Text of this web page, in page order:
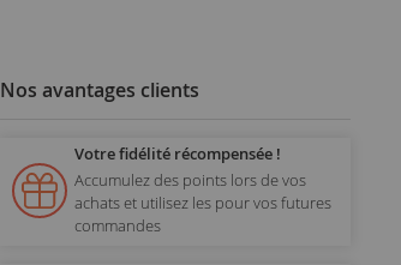
Nos avantages clients
Votre fidélité récompensée !
Accumulez des points lors de vos
achats et utilisez les pour vos futures
commandes